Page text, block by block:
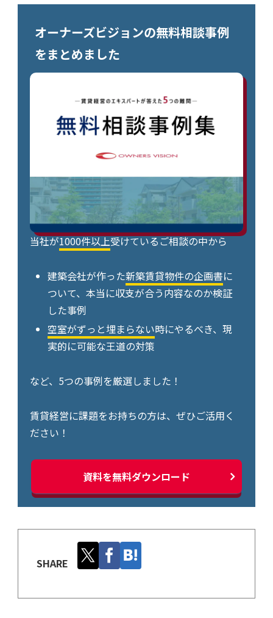
オーナーズビジョンの無料相談事例
をまとめました
当社が1000件以上受けているご相談の中から
建築会社が作った新築賃貸物件の企画書に
ついて、本当に収支が合う内容なのか検証
した事例
空室がずっと埋まらない時にやるべき、現
実的に可能な王道の対策
など、5つの事例を厳選しました！
賃貸経営に課題をお持ちの方は、ぜひご活用く
ださい！
資料を無料ダウンロード
SHARE